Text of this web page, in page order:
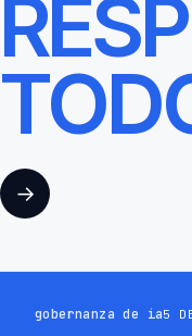
→
gobernanza de ia5